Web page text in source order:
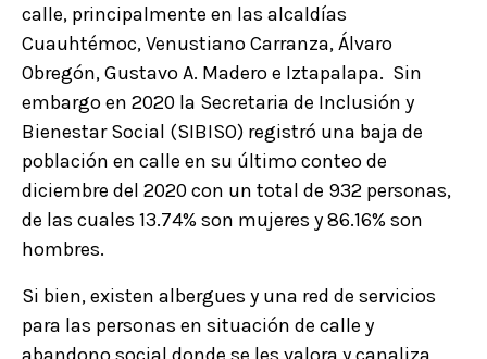
calle, principalmente en las alcaldías
Cuauhtémoc, Venustiano Carranza, Álvaro
Obregón, Gustavo A. Madero e Iztapalapa. Sin
embargo en 2020 la Secretaria de Inclusión y
Bienestar Social (SIBISO) registró una baja de
población en calle en su último conteo de
diciembre del 2020 con un total de 932 personas,
de las cuales 13.74% son mujeres y 86.16% son
hombres.
Si bien, existen albergues y una red de servicios
para las personas en situación de calle y